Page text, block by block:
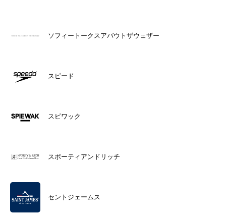
ソフィートークスアバウトザウェザー
スピード
スピワック
スポーティアンドリッチ
セントジェームス